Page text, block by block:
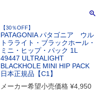
【30％OFF】
PATAGONIA パタゴニア ウル
トラライト・ブラックホール・
ミニ・ヒップ・パック 1L
49447 ULTRALIGHT
BLACKHOLE MINI HIP PACK
日本正規品【C1】
メーカー希望小売価格 ¥4,950